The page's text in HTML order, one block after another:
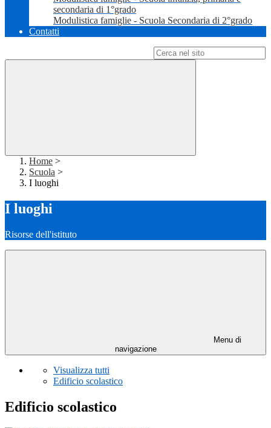
secondaria di 1°grado
Modulistica famiglie - Scuola Secondaria di 2°grado
Contatti
Home >
Scuola >
I luoghi
I luoghi
Risorse dell'istituto
Menu di
navigazione
Visualizza tutti
Edificio scolastico
Edificio scolastico